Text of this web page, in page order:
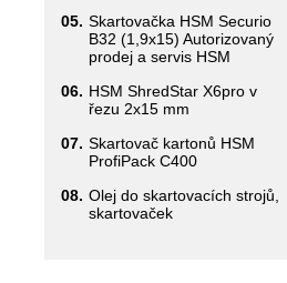
05. Skartovačka HSM Securio
B32 (1,9x15) Autorizovaný
prodej a servis HSM
06. HSM ShredStar X6pro v
řezu 2x15 mm
07. Skartovač kartonů HSM
ProfiPack C400
08. Olej do skartovacích strojů,
skartovaček